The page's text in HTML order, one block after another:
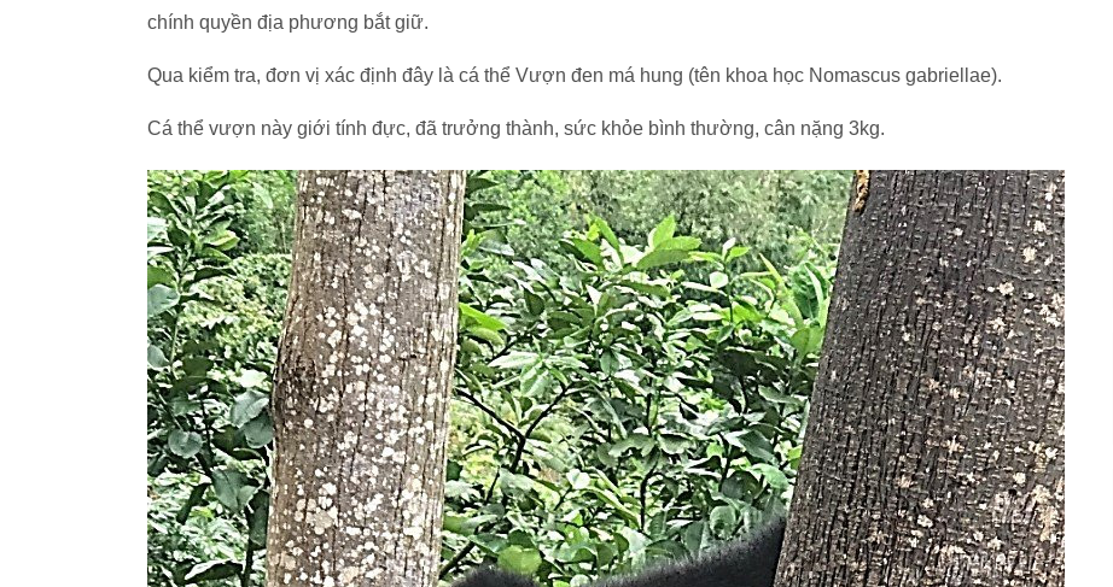
chính quyền địa phương bắt giữ.
Qua kiểm tra, đơn vị xác định đây là cá thể Vượn đen má hung (tên khoa học Nomascus gabriellae).
Cá thể vượn này giới tính đực, đã trưởng thành, sức khỏe bình thường, cân nặng 3kg.